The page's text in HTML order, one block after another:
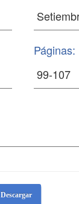
Páginas:
Descargar